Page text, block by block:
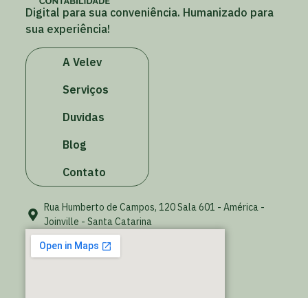
Digital para sua conveniência. Humanizado para
sua experiência!
A Velev
Serviços
Duvidas
Blog
Contato
Rua Humberto de Campos, 120 Sala 601 - América -
Joinville - Santa Catarina